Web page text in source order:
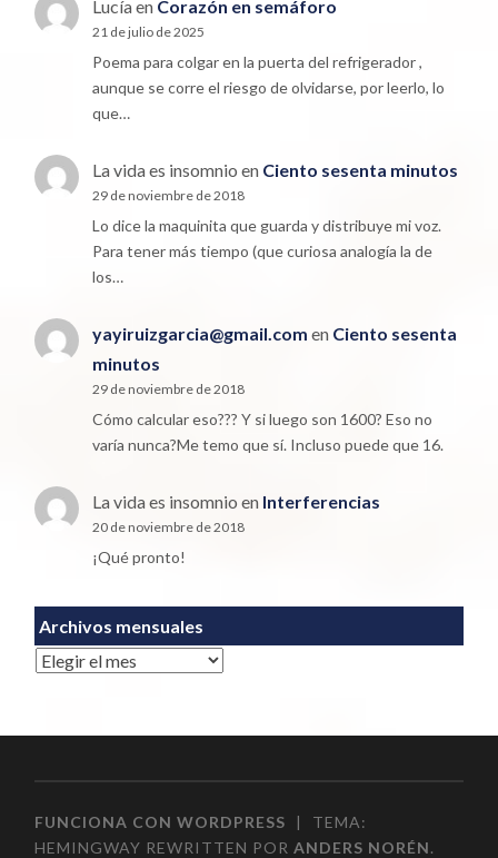
Lucíaen Corazón en semáforo
21 de julio de 2025
Poema para colgar en la puerta del refrigerador ,
aunque se corre el riesgo de olvidarse, por leerlo, lo
que…
La vida es insomnio en Ciento sesenta minutos
29 de noviembre de 2018
Lo dice la maquinita que guarda y distribuye mi voz.
Para tener más tiempo (que curiosa analogía la de
los…
yayiruizgarcia@gmail.com en Ciento sesenta
minutos
29 de noviembre de 2018
Cómo calcular eso??? Y si luego son 1600? Eso no
varía nunca?Me temo que sí. Incluso puede que 16.
La vida es insomnio en Interferencias
20 de noviembre de 2018
¡Qué pronto!
Archivos mensuales
Archivos
FUNCIONA CON WORDPRESS |
TEMA:
HEMINGWAY REWRITTEN PORANDERS NORÉN.